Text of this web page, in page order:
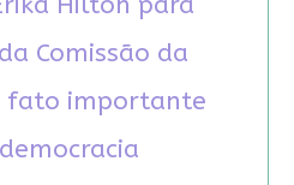
Comissão da
fato importante